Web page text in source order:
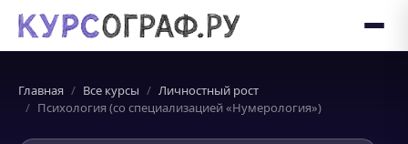
Главная Все курсы
Личностный рост
Психология (со специализацией «Нумерология»)